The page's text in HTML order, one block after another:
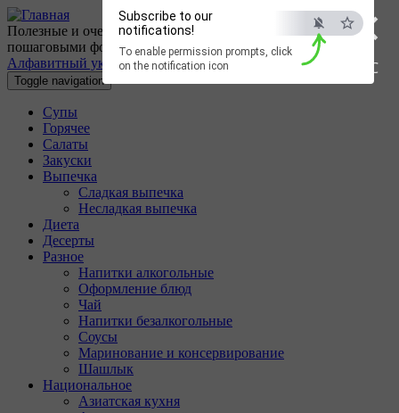
×
ESC
Subscribe to our
notifications!
To enable permission prompts, click
on the notification icon
Перейти к основному содержанию
Полезные и очень вкусные кулинарные рецепты с
пошаговыми фотографиями.
Алфавитный указатель
Toggle navigation
Супы
Горячее
Салаты
Закуски
Выпечка
Сладкая выпечка
Несладкая выпечка
Диета
Десерты
Разное
Напитки алкогольные
Оформление блюд
Чай
Напитки безалкогольные
Соусы
Маринование и консервирование
Шашлык
Национальное
Азиатская кухня